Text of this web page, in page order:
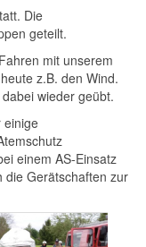
. Die
geteilt.
Fahren mit unserem
heute z.B. den Wind.
dabei wieder geübt.
einige
einem AS-Einsatz
die Gerätschaften zur